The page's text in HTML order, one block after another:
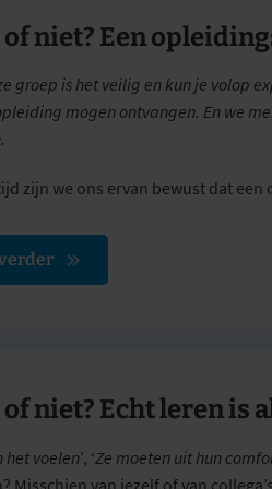
of niet? Een
groep is het veilig en kun je volop
mogen ontvangen. En we
zijn we ons ervan bewust dat
of niet? Echt leren
voelen’, ‘Ze moeten uit hun
Misschien van jezelf of van